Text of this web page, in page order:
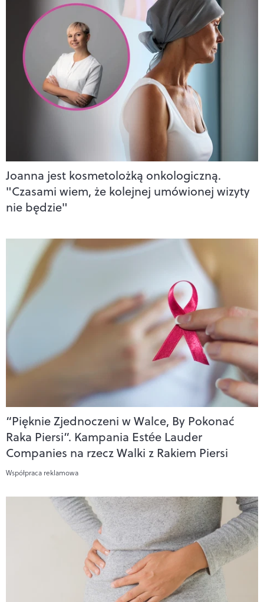
Joanna jest kosmetolożką onkologiczną.
"Czasami wiem, że kolejnej umówionej wizyty
nie będzie"
“Pięknie Zjednoczeni w Walce, By Pokonać
Raka Piersi”. Kampania Estée Lauder
Companies na rzecz Walki z Rakiem Piersi
Współpraca reklamowa